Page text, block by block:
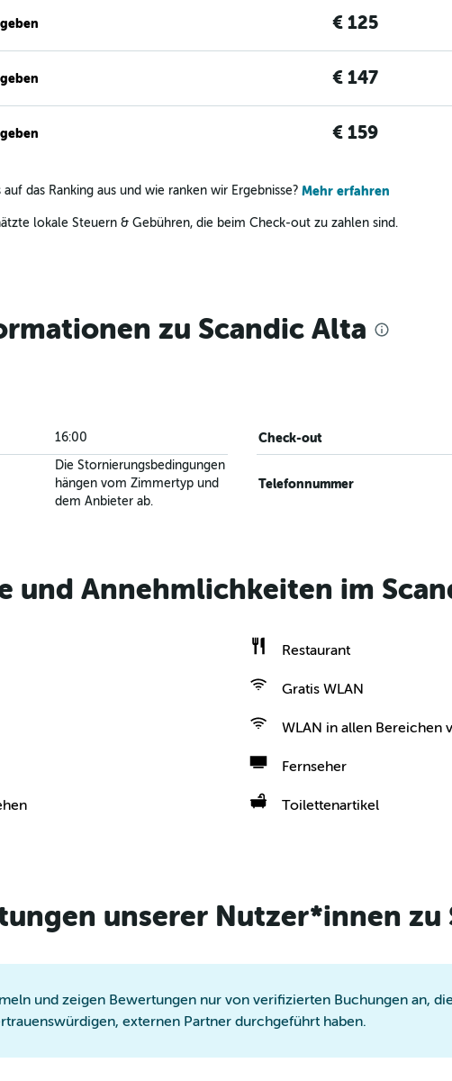
€ 125
€ 147
€ 159
das Ranking aus und wie ranken wir Ergebnisse? Mehr erfahren
lokale Steuern & Gebühren, die beim Check-out zu zahlen sind.
zu Scandic Alta
16:00 Check-out
Die Stornierungsbedingungen
hängen vom Zimmertyp und
dem Anbieter ab.
Telefonnummer
und Annehmlichkeiten im
Restaurant
Gratis WLAN
WLAN in allen Bereichen
Fernseher
Toilettenartikel
unserer Nutzer*innen zu
und zeigen Bewertungen nur von verifizierten Buchungen an,
externen Partner durchgeführt haben.